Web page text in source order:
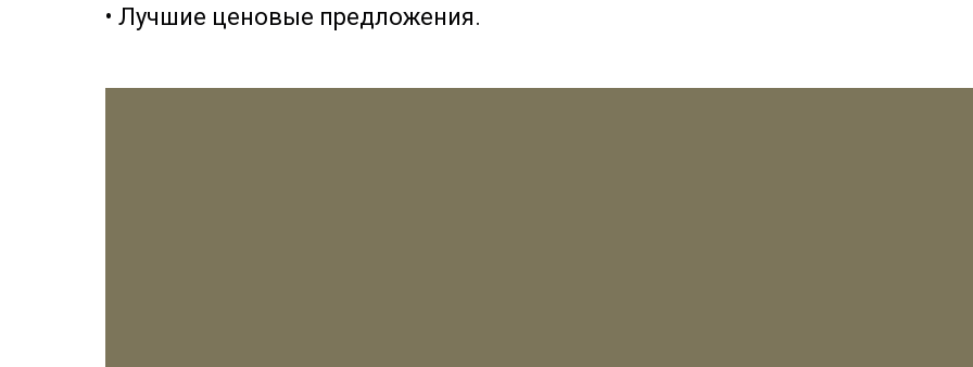
• Лучшие ценовые предложения.